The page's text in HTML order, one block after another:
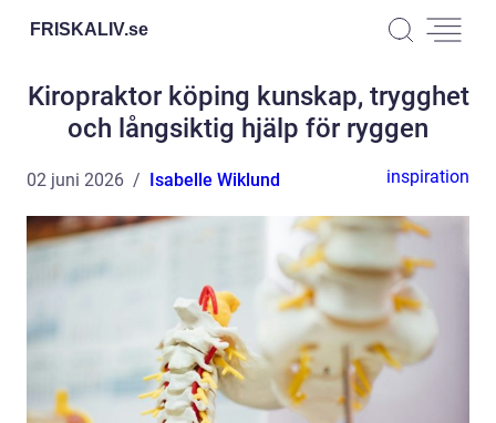
FRISKALIV.se
Kiropraktor köping kunskap, trygghet
och långsiktig hjälp för ryggen
02 juni 2026 Isabelle Wiklund inspiration